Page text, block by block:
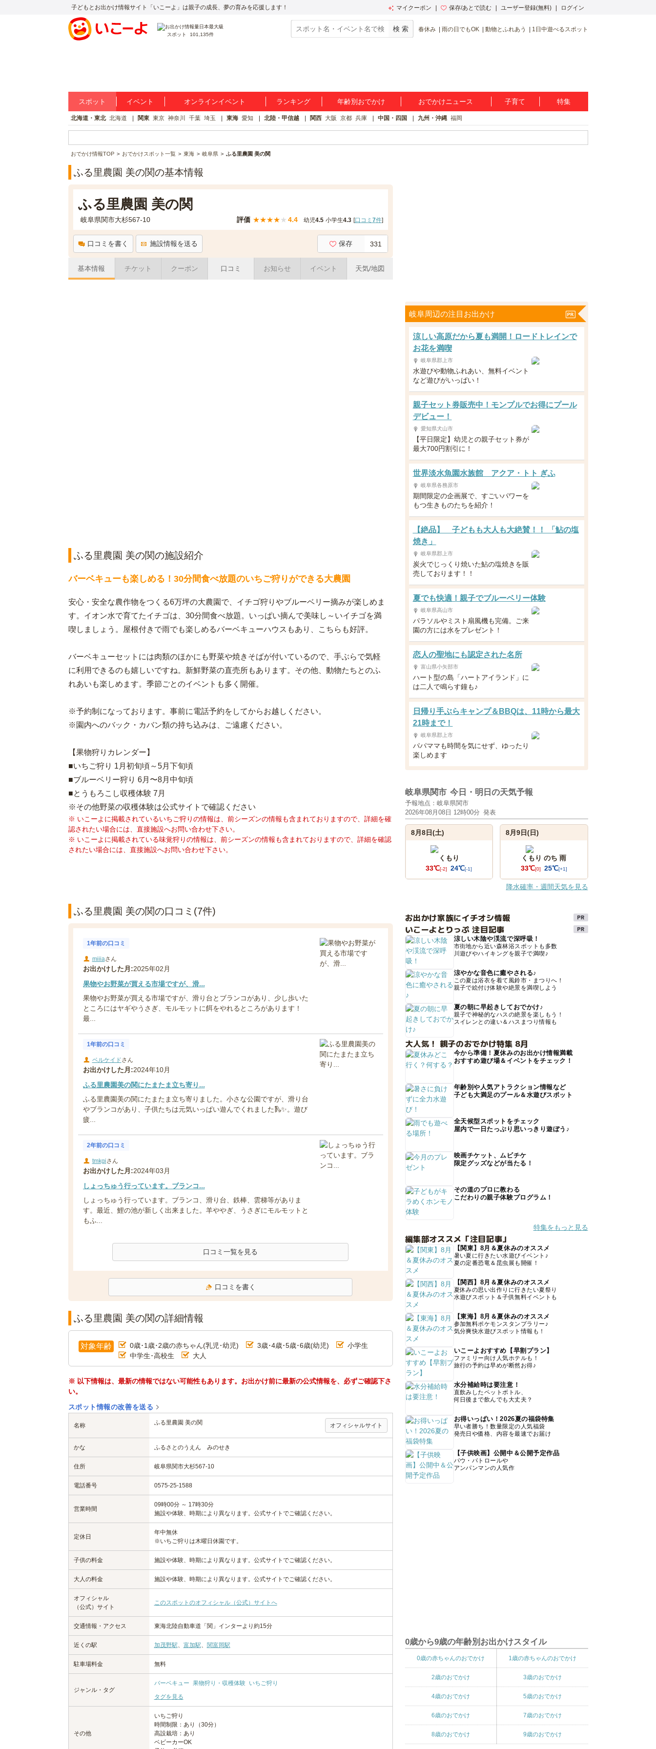
子どもとお出かけ情報サイト「いこーよ」は親子の成長、夢の育みを応援します！ マイクーポン 保存/あとで読む ユーザー登録(無料) ログイン
スポット 101,135件
春休み 雨の日でもOK 動物とふれあう 1日中遊べるスポット
スポット イベント オンラインイベント ランキング 年齢別おでかけ おでかけニュース 子育て 特集
北海道・東北 北海道 関東 東京 神奈川 千葉 埼玉 東海 愛知 北陸・甲信越 関西 大阪 京都 兵庫 中国・四国 九州・沖縄 福岡
おでかけ情報TOP おでかけスポット一覧 東海 岐阜県 ふる里農園 美の関
ふる里農園 美の関の基本情報
ふる里農園 美の関
岐阜県関市大杉567-10 評価 ★★★★★ 4.4 幼児4.5 小学生4.3 [口コミ 7件]
口コミを書く 施設情報を送る 保存 331
基本情報 チケット クーポン 口コミ お知らせ イベント 天気/地図
ふる里農園 美の関の施設紹介
バーベキューも楽しめる！30分間食べ放題のいちご狩りができる大農園
安心・安全な農作物をつくる6万坪の大農園で、イチゴ狩りやブルーベリー摘みが楽しめま
す。イオン水で育てたイチゴは、30分間食べ放題。いっぱい摘んで美味し～いイチゴを満
喫しましょう。屋根付きで雨でも楽しめるバーベキューハウスもあり、こちらも好評。
バーベキューセットには肉類のほかにも野菜や焼きそばが付いているので、手ぶらで気軽
に利用できるのも嬉しいですね。新鮮野菜の直売所もあります。その他、動物たちとのふ
れあいも楽しめます。季節ごとのイベントも多く開催。
※予約制になっております。事前に電話予約をしてからお越しください。
※園内へのバック・カバン類の持ち込みは、ご遠慮ください。
【果物狩りカレンダー】
■いちご狩り 1月初旬頃～5月下旬頃
■ブルーベリー狩り 6月〜8月中旬頃
■とうもろこし収穫体験 7月
※その他野菜の収穫体験は公式サイトで確認ください
※ いこーよに掲載されているいちご狩りの情報は、前シーズンの情報も含まれておりますので、詳細を確
認されたい場合には、直接施設へお問い合わせ下さい。
※ いこーよに掲載されている味覚狩りの情報は、前シーズンの情報も含まれておりますので、詳細を確認
されたい場合には、直接施設へお問い合わせ下さい。
ふる里農園 美の関の口コミ(7件)
1年前の口コミ
miiiaさん
お出かけした月:2025年02月
果物やお野菜が買える市場ですが、滑...
果物やお野菜が買える市場ですが、滑り台とブランコがあり、少し歩いた
ところにはヤギやうさぎ、モルモットに餌をやれるところがあります！
最...
1年前の口コミ
ベルケイドさん
お出かけした月:2024年10月
ふる里農園美の関にたまたま立ち寄り...
ふる里農園美の関にたまたま立ち寄りました。小さな公園ですが、滑り台
やブランコがあり、子供たちは元気いっぱい遊んでくれました🛝✨。遊び
疲...
2年前の口コミ
tmkgiさん
お出かけした月:2024年03月
しょっちゅう行っています。ブランコ...
しょっちゅう行っています。ブランコ、滑り台、鉄棒、雲梯等がありま
す。最近、鯉の池が新しく出来ました。羊ややぎ、うさぎにモルモットと
もふ...
口コミ一覧を見る
口コミを書く
ふる里農園 美の関の詳細情報
対象年齢 0歳･1歳･2歳の赤ちゃん(乳児･幼児) 3歳･4歳･5歳･6歳(幼児)
小学生
中学生･高校生
大人
※ 以下情報は、最新の情報ではない可能性もあります。お出かけ前に最新の公式情報を、必ずご確認下さ
い。
スポット情報の改善を送る
名称 ふる里農園 美の関 オフィシャルサイト
かな ふるさとのうえん みのせき
住所 岐阜県関市大杉567-10
電話番号 0575-25-1588
営業時間
09時00分 ～ 17時30分
施設や体験、時期により異なります。公式サイトでご確認ください。
定休日
年中無休
※いちご狩りは木曜日休園です。
子供の料金 施設や体験、時期により異なります。公式サイトでご確認ください。
大人の料金 施設や体験、時期により異なります。公式サイトでご確認ください。
オフィシャル
（公式）サイト
このスポットのオフィシャル（公式）サイトへ
交通情報・アクセス 東海北陸自動車道「関」インターより約15分
近くの駅 加茂野駅、 富加駅、 関富岡駅
駐車場料金 無料
ジャンル・タグ
バーベキュー 果物狩り・収穫体験
いちご狩り
タグを見る
その他
いちご狩り
時間制限：あり（30分）
高設栽培：あり
ベビーカーOK
岐阜周辺の注目お出かけ
涼しい高原だから夏も満開！ロードトレインで
お花を満喫
岐阜県郡上市
水遊びや動物ふれあい、無料イベント
など遊びがいっぱい！
親子セット券販売中！モンプルでお得にプール
デビュー！
愛知県犬山市
【平日限定】幼児との親子セット券が
最大700円割引に！
世界淡水魚園水族館 アクア・トト ぎふ
岐阜県各務原市
期間限定の企画展で、すごいパワーを
もつ生きものたちを紹介！
【絶品】 子どもも大人も大絶賛！！ 「鮎の塩
焼き」
岐阜県郡上市
炭火でじっくり焼いた鮎の塩焼きを販
売しております！！
夏でも快適！親子でブルーベリー体験
岐阜県高山市
パラソルやミスト扇風機も完備。ご来
園の方には水をプレゼント！
恋人の聖地にも認定された名所
富山県小矢部市
ハート型の島「ハートアイランド」に
は二人で鳴らす鐘も♪
日帰り手ぶらキャンプ＆BBQは、11時から最大
21時まで！
岐阜県郡上市
パパママも時間を気にせず、ゆったり
楽しめます
岐阜県関市 今日・明日の天気予報
予報地点：岐阜県関市
2026年08月08日 12時00分 発表
8月8日(土)
くもり
33℃[-2] 24℃[-1]
8月9日(日)
くもり のち 雨
33℃[0] 25℃[+1]
降水確率・週間天気を見る
お出かけ家族にイチオシ情報
いこーよとりっぷ 注目記事
涼しい木陰や渓流で深呼吸！
市街地から近い森林浴スポットも多数
川遊びやハイキングを親子で満喫♪
涼やかな音色に癒やされる♪
この夏は浴衣を着て風鈴市・まつりへ！
親子で絵付け体験や絶景を満喫しよう
夏の朝に早起きしておでかけ♪
親子で神秘的なハスの絶景を楽しもう！
スイレンとの違い＆ハスまつり情報も
大人気！ 親子のおでかけ特集 8月
今から準備！夏休みのお出かけ情報満載
おすすめ遊び場＆イベントをチェック！
年齢別や人気アトラクション情報など
子ども大満足のプール＆水遊びスポット
全天候型スポットをチェック
屋内で一日たっぷり思いっきり遊ぼう♪
映画チケット、ムビチケ
限定グッズなどが当たる！
その道のプロに教わる
こだわりの親子体験プログラム！
特集をもっと見る
編集部オススメ「注目記事」
【関東】8月＆夏休みのオススメ
暑い夏に行きたい水遊びイベント♪
夏の定番恐竜＆昆虫展も開催！
【関西】8月＆夏休みのオススメ
夏休みの思い出作りに行きたい夏祭り
水遊びスポット＆子供無料イベントも
【東海】8月＆夏休みのオススメ
参加無料ポケモンスタンプラリー♪
気分爽快水遊びスポット情報も！
いこーよおすすめ【早割プラン】
ファミリー向け人気ホテルも！
旅行の予約は早めが断然お得♪
水分補給時は要注意！
直飲みしたペットボトル、
何日後まで飲んでも大丈夫？
お得いっぱい！2026夏の福袋特集
早い者勝ち！数量限定の人気福袋
発売日や価格、内容を最速でお届け
【子供映画】公開中＆公開予定作品
パウ・パトロールや
アンパンマンの人気作
0歳から9歳の年齢別お出かけスタイル
0歳の赤ちゃんのおでかけ 1歳の赤ちゃんのおでかけ
2歳のおでかけ 3歳のおでかけ
4歳のおでかけ 5歳のおでかけ
6歳のおでかけ 7歳のおでかけ
8歳のおでかけ 9歳のおでかけ